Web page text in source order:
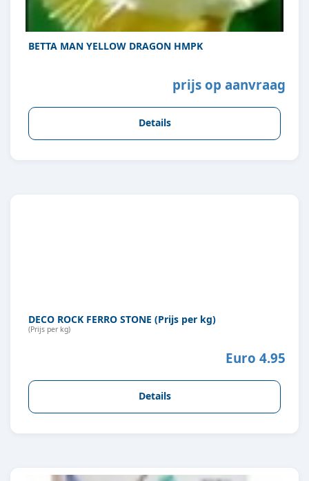
BETTA MAN YELLOW DRAGON HMPK
prijs op aanvraag
Details
DECO ROCK FERRO STONE (Prijs per kg)
(Prijs per kg)
Euro 4.95
Details